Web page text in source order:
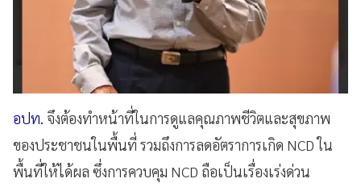
อปท. จึงต้องทำหน้าที่ในการดูแลคุณภาพชีวิตและสุขภาพ
ของประชาชนในพื้นที่ รวมถึงการลดอัตราการเกิด NCD ใน
พื้นที่ให้ได้ผล ซึ่งการควบคุม NCD ถือเป็นเรื่องเร่งด่วน